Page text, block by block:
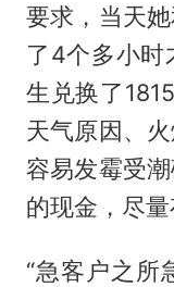
要求，当天
了4个多小时
生兑换了
天气原因、
容易发霉受
的现金，尽量
“急客户之所